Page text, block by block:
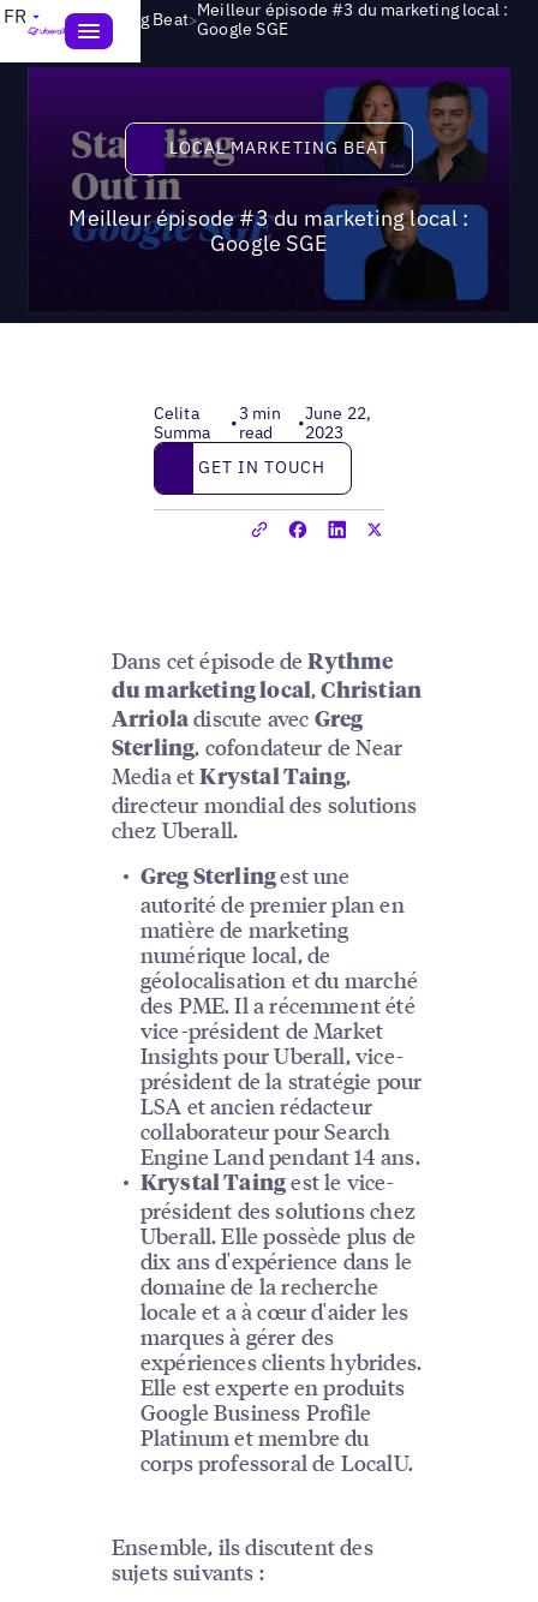
FR Local Marketing Beat>Meilleur épisode #3 du marketing local :
Google SGE
Local Marketing Beat
LOCAL MARKETING BEAT
Meilleur épisode #3 du marketing local :
Google SGE
Celita
Summa
•3 min
read
•June 22,
2023
Get in touch
GET IN TOUCH
Dans cet épisode deRythme
du marketing local,Christian
Arriola discute avec Greg
Sterling, cofondateur de Near
Media etKrystal Taing,
directeur mondial des solutions
chez Uberall.
Greg Sterlingest une
autorité de premier plan en
matière de marketing
numérique local, de
géolocalisation et du marché
des PME. Il a récemment été
vice-président de Market
Insights pour Uberall, vice-
président de la stratégie pour
LSA et ancien rédacteur
collaborateur pour Search
Engine Land pendant 14 ans.
Krystal Taing est le vice-
président des solutions chez
Uberall. Elle possède plus de
dix ans d'expérience dans le
domaine de la recherche
locale et a à cœur d'aider les
marques à gérer des
expériences clients hybrides.
Elle est experte en produits
Google Business Profile
Platinum et membre du
corps professoral de LocalU.
Ensemble, ils discutent des
sujets suivants :